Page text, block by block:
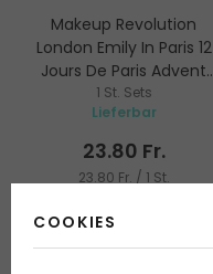
Makeup Revolution
London Emily In Paris 12
Jours De Paris Advent
Calendar
Adventskalender
1 St. Sets
Lieferbar
23.80 Fr.
23.80 Fr. / 1 St.
COOKIES